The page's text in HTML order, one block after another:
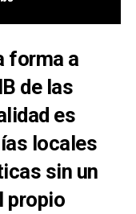
forma a
de las
es
locales
sin un
propio